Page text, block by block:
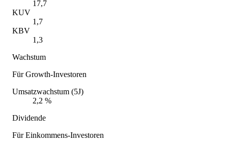
17,7
KUV
1,7
KBV
1,3
Wachstum
Für Growth-Investoren
Umsatzwachstum (5J)
2,2 %
Dividende
Für Einkommens-Investoren